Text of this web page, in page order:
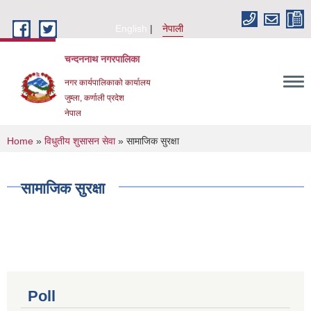
English
नेपाली
चन्दननाथ नगरपालिका
नगर कार्यपालिकाको कार्यालय
जुम्ला, कर्णाली प्रदेश
नेपाल
You are here
Home » विधुतीय शुसासन सेवा» सामाजिक सुरक्षा
सामाजिक सुरक्षा
Poll